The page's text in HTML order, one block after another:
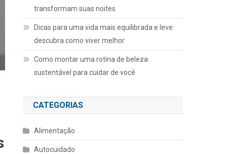
transformam suas noites
Dicas para uma vida mais equilibrada e leve:
descubra como viver melhor
Como montar uma rotina de beleza
sustentável para cuidar de você
CATEGORIAS
Alimentação
Autocuidado